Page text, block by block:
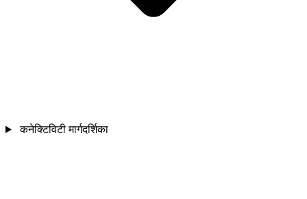
कनेक्टिविटी मार्गदर्शिका